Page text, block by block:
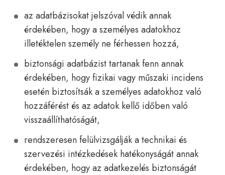
az adatbázisokat jelszóval védik annak
érdekében, hogy a személyes adatokhoz
illetéktelen személy ne férhessen hozzá,
biztonsági adatbázist tartanak fenn annak
érdekében, hogy fizikai vagy műszaki incidens
esetén biztosítsák a személyes adatokhoz való
hozzáférést és az adatok kellő időben való
visszaállíthatóságát,
rendszeresen felülvizsgálják a technikai és
szervezési intézkedések hatékonyságát annak
érdekében, hogy az adatkezelés biztonságát